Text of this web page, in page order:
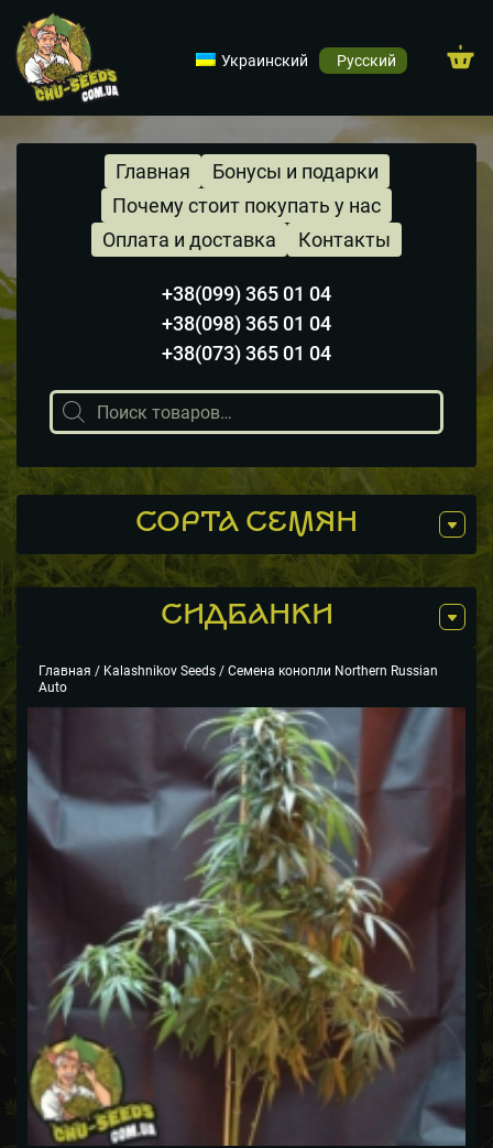
Украинский Русский
Главная
Почему стоит покупать у нас
Бонусы и подарки
Оплата и доставка Контакты
+38(099) 365 01 04
+38(098) 365 01 04
+38(073) 365 01 04
Поиск
товаров
СОРТА СЕМЯН
СИДБАНКИ
Главная / Kalashnikov Seeds / Семена конопли Northern Russian
Auto